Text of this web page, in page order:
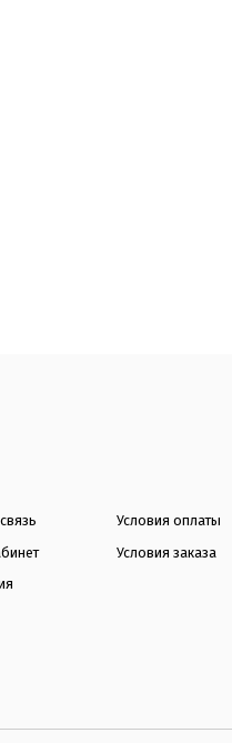
Условия оплаты
Условия заказа